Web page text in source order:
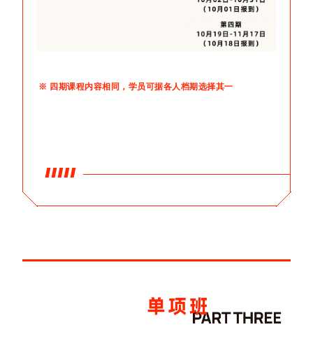
※ 四期课程内容相同，学员可据各人档期选择其一